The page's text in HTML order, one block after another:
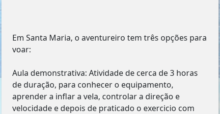
Em Santa Maria, o aventureiro tem três opções para
voar:
Aula demonstrativa: Atividade de cerca de 3 horas
de duração, para conhecer o equipamento,
aprender a inflar a vela, controlar a direção e
velocidade e depois de praticado o exercicio com